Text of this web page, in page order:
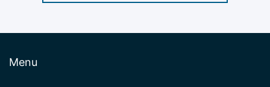
Saint-Vincent-et-les-Grenadines.
Menu